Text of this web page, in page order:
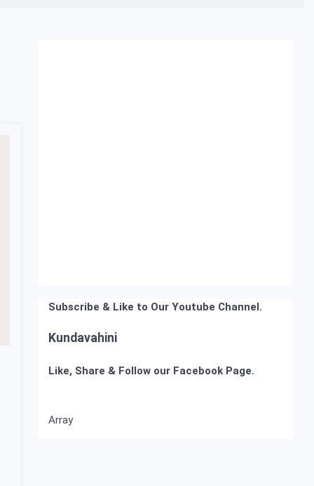
Subscribe & Like to Our Youtube Channel.
Kundavahini
Like, Share & Follow our Facebook Page.
Array